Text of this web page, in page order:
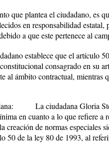
que plantea el ciudadano, es
en responsabilidad
a que este pertenece al
establece que el artículo
consagrado en su
al ámbito contractual, mientras
: La ciudadana Gloria
en cuanto a lo que refiere
creación de normas especiales
50 de la ley 80 de 1993, al